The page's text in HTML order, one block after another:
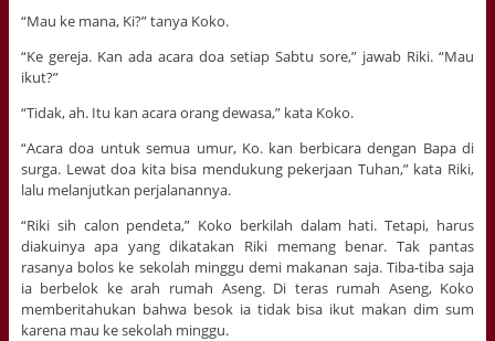
“Mau ke mana, Ki?” tanya Koko.
“Ke gereja. Kan ada acara doa setiap Sabtu sore,” jawab Riki. “Mau
ikut?”
“Tidak, ah. Itu kan acara orang dewasa,” kata Koko.
“Acara doa untuk semua umur, Ko. kan berbicara dengan Bapa di
surga. Lewat doa kita bisa mendukung pekerjaan Tuhan,” kata Riki,
lalu melanjutkan perjalanannya.
“Riki sih calon pendeta,” Koko berkilah dalam hati. Tetapi, harus
diakuinya apa yang dikatakan Riki memang benar. Tak pantas
rasanya bolos ke sekolah minggu demi makanan saja. Tiba-tiba saja
ia berbelok ke arah rumah Aseng. Di teras rumah Aseng, Koko
memberitahukan bahwa besok ia tidak bisa ikut makan dim sum
karena mau ke sekolah minggu.